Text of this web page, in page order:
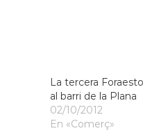
La tercera
al barri de la Plana
02/10/2012
En «Comerç»